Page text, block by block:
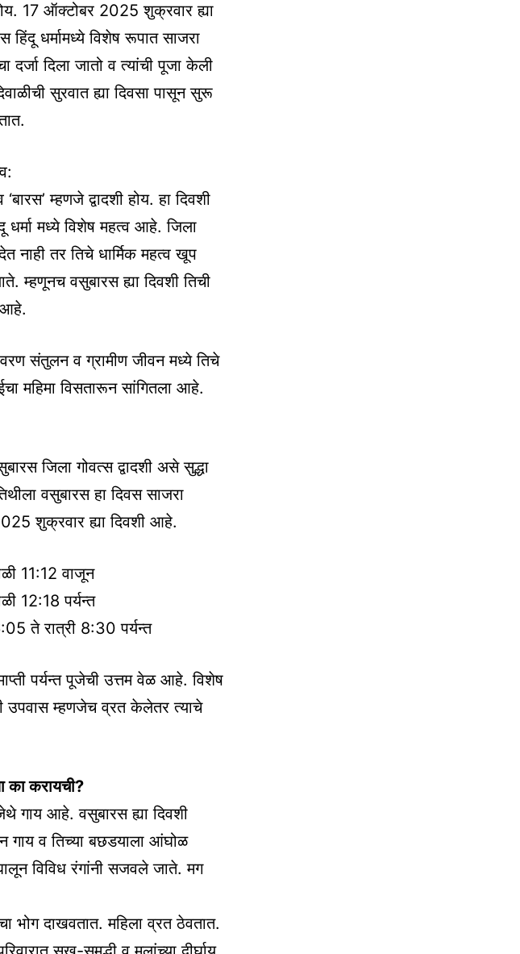
17 ऑक्टोबर 2025 शुक्रवार ह्या
धर्मामध्ये विशेष रूपात साजरा
दर्जा दिला जातो व त्यांची पूजा केली
सुरवात ह्या दिवसा पासून सुरू
म्हणजे द्वादशी होय. हा दिवशी
धर्मा मध्ये विशेष महत्व आहे. जिला
नाही तर तिचे धार्मिक महत्व खूप
म्हणूनच वसुबारस ह्या दिवशी तिची
आहे.
संतुलन व ग्रामीण जीवन मध्ये तिचे
महिमा विसतारून सांगितला आहे.
जिला गोवत्स द्वादशी असे सुद्धा
वसुबारस हा दिवस साजरा
शुक्रवार ह्या दिवशी आहे.
11:12 वाजून
12:18 पर्यन्त
ते रात्री 8:30 पर्यन्त
पर्यन्त पूजेची उत्तम वेळ आहे. विशेष
म्हणजेच व्रत केलेतर त्याचे
का करायची?
गाय आहे. वसुबारस ह्या दिवशी
व तिच्या बछडयाला आंघोळ
विविध रंगांनी सजवले जाते. मग
भोग दाखवतात. महिला व्रत ठेवतात.